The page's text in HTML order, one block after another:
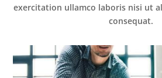
exercitation ullamco laboris nisi ut
consequat.